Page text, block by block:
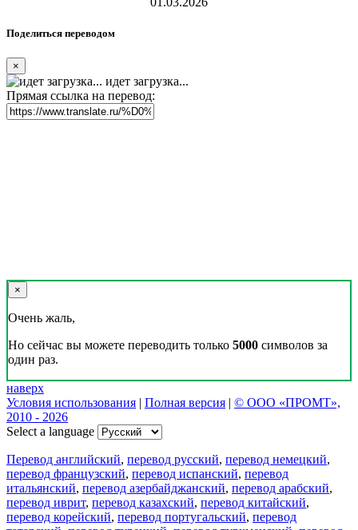
Цифровая эволюция перевода: как вузам бесплатно получить
CAT-систему PROMT Translation Factory
18 февраля 2026 года прошел очередной вебинар,
посвященный Академической программе компании PROMT
для представителей высших учебных заведений. Вебинар
провела Наталья Железняк, руководитель лингвистич
01.03.2026
Поделиться переводом